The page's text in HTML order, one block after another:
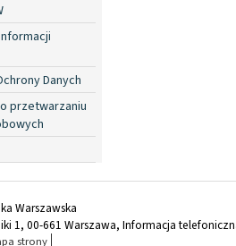
Danych
przetwarzaniu
Warszawska
1, 00-661 Warszawa, Informacja
strony